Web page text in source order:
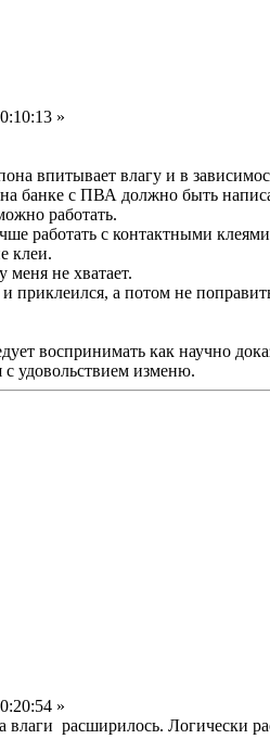
»
впитывает влагу и в
банке с ПВА должно быть
работать.
работать с контактными
клеи.
меня не хватает.
а потом не
воспринимать как научно
удовольствием изменю.
»
влаги расширилось. Логически